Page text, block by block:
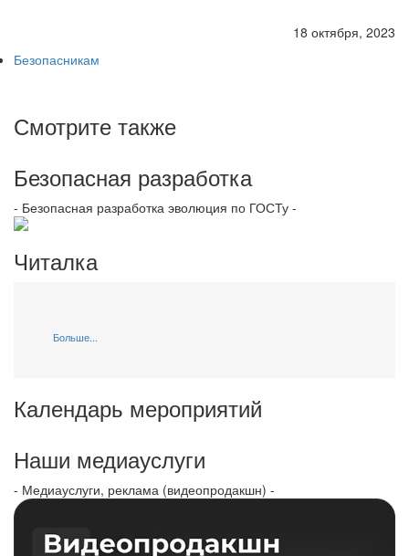
18 октября, 2023
Безопасникам
Смотрите также
Безопасная разработка
- Безопасная разработка эволюция по ГОСТу -
Читалка
Больше...
Календарь мероприятий
Наши медиауслуги
- Медиауслуги, реклама (видеопродакшн) -